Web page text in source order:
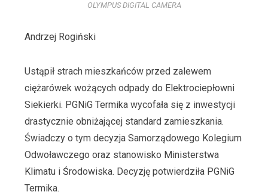
OLYMPUS DIGITAL CAMERA
Andrzej Rogiński
Ustąpił strach mieszkańców przed zalewem
ciężarówek wożących odpady do Elektrociepłowni
Siekierki. PGNiG Termika wycofała się z inwestycji
drastycznie obniżającej standard zamieszkania.
Świadczy o tym decyzja Samorządowego Kolegium
Odwoławczego oraz stanowisko Ministerstwa
Klimatu i Środowiska. Decyzję potwierdziła PGNiG
Termika.